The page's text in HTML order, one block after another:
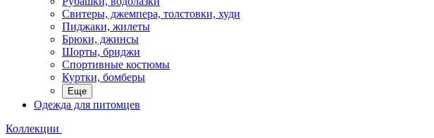
Свитеры, джемпера, толстовки, худи
Пиджаки, жилеты
Брюки, джинсы
Шорты, бриджи
Спортивные костюмы
Куртки, бомберы
Еще
Одежда для питомцев
Коллекции